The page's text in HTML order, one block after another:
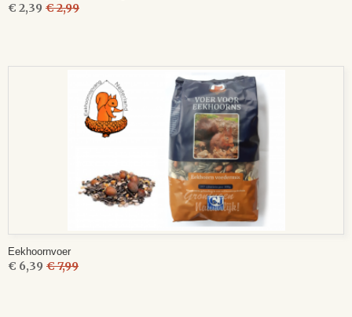
€ 2,39 € 2,99
Eekhoornvoer
€ 6,39 € 7,99